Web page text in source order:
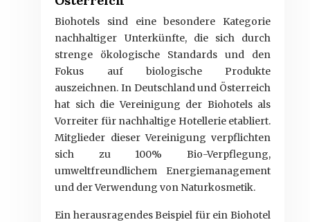
Biohotels sind eine besondere Kategorie
nachhaltiger Unterkünfte, die sich durch
strenge ökologische Standards und den
Fokus auf biologische Produkte
auszeichnen. In Deutschland und Österreich
hat sich die Vereinigung der Biohotels als
Vorreiter für nachhaltige Hotellerie etabliert.
Mitglieder dieser Vereinigung verpflichten
sich zu 100% Bio-Verpflegung,
umweltfreundlichem Energiemanagement
und der Verwendung von Naturkosmetik.
Ein herausragendes Beispiel für ein Biohotel